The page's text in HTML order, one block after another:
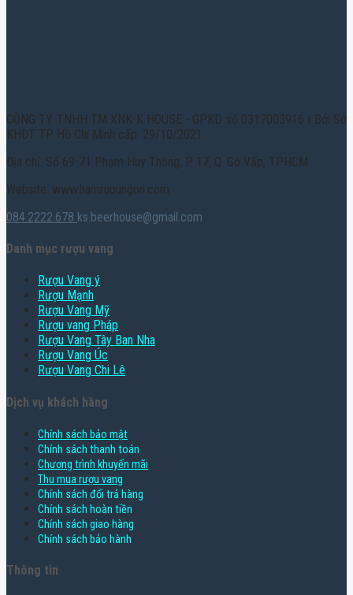
CÔNG TY TNHH TM XNK K HOUSE - GPKD số 0317003916 | Bởi Sở
KHĐT TP. Hồ Chí Minh cấp: 29/10/2021
Địa chỉ: Số 69-71 Phạm Huy Thông, P. 17, Q. Gò Vấp, TPHCM
Website: www.hamruoungon.com
084.2222.678 ks.beerhouse@gmail.com
Danh mục rượu vang
Rượu Vang ý
Rượu Mạnh
Rượu Vang Mỹ
Rượu vang Pháp
Rượu Vang Tây Ban Nha
Rượu Vang Úc
Rượu Vang Chi Lê
Dịch vụ khách hàng
Chính sách bảo mật
Chính sách thanh toán
Chương trình khuyến mãi
Thu mua rượu vang
Chính sách đổi trả hàng
Chính sách hoàn tiền
Chính sách giao hàng
Chính sách bảo hành
Thông tin